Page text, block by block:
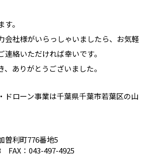
。
会社様がいらっしゃいましたら、お気軽
連絡いただければ幸いです。
ありがとうございました。
ドローン事業は千葉県千葉市若葉区の山
曽利町776番地5
FAX：043-497-4925